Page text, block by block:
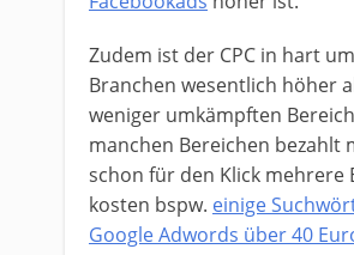
Zudem ist der CPC in hart
Branchen wesentlich höher
weniger umkämpften
manchen Bereichen bezahlt
schon für den Klick mehrere
kosten bspw. einige
Google Adwords über 40